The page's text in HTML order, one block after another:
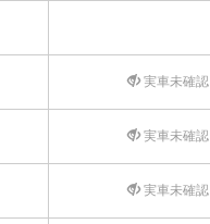
実車未確認
実車未確認
実車未確認